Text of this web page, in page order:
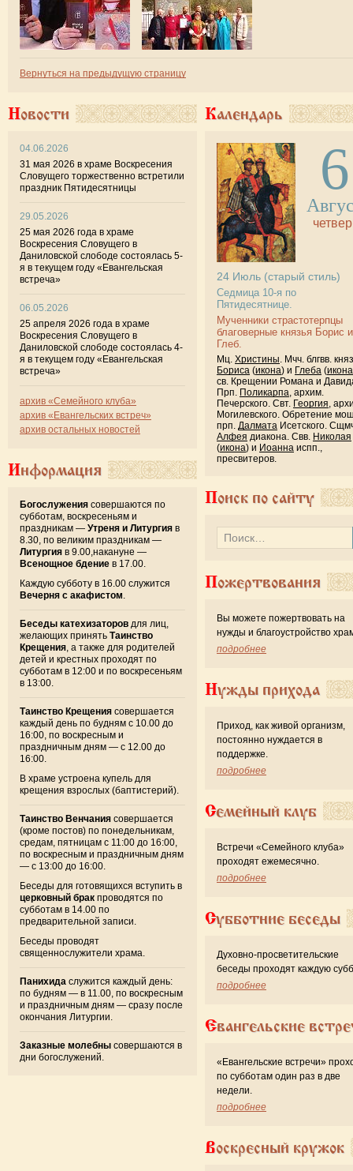
Вернуться на предыдущую страницу
Новости
04.06.2026
31 мая 2026 в храме Воскресения
Словущего торжественно встретили
праздник Пятидесятницы
29.05.2026
25 мая 2026 года в храме
Воскресения Словущего в
Даниловской слободе состоялась 5-
я в текущем году «Евангельская
встреча»
06.05.2026
25 апреля 2026 года в храме
Воскресения Словущего в
Даниловской слободе состоялась 4-
я в текущем году «Евангельская
встреча»
архив «Семейного клуба»
архив «Евангельских встреч»
архив остальных новостей
Информация
Богослужения совершаются по
субботам, воскресеньям и
праздникам — Утреня и Литургия в
8.30, по великим праздникам —
Литургия в 9.00,накануне —
Всенощное бдение в 17.00.
Каждую субботу в 16.00 служится
Вечерня с акафистом
Беседы катехизаторов для лиц,
желающих принять Таинство
Крещения , а также для родителей
детей и крестных проходят по
субботам в 12:00 и по воскресеньям
в 13:00.
Таинство Крещения совершается
каждый день по будням с 10.00 до
16:00, по воскресным и
праздничным дням — с 12.00 до
16:00.
В храме устроена купель для
крещения взрослых (баптистерий).
Таинство Венчания совершается
(кроме постов) по понедельникам,
средам, пятницам с 11:00 до 16:00,
по воскресным и праздничным дням
— с 13:00 до 16:00.
Беседы для готовящихся вступить в
церковный брак проводятся по
субботам в 14.00 по
предварительной записи.
Беседы проводят
священнослужители храма.
Панихида служится каждый день:
по будням — в 11.00, по воскресным
и праздничным дням — сразу после
окончания Литургии.
Заказные молебны совершаются в
дни богослужений.
Календарь
6
24 Июль (старый стиль)
Седмица 10-я по
Пятидесятнице.
Мученники страстотерпцы
благоверные князья Борис и
Глеб.
Мц. Христины . Мчч. блгвв.
Бориса (икона) и Глеба (икона
св. Крещении Романа и
Прп. Поликарпа , архим.
Печерского. Свт. Георгия ,
Могилевского. Обретение
прп. Далмата Исетского.
Алфея диакона. Свв. Николая
(икона) и Иоанна испп.,
пресвитеров.
Поиск по сайту
Пожертвования
Вы можете пожертвовать на
нужды и благоустройство
подробнее
Нужды прихода
Приход, как живой организм,
постоянно нуждается в
поддержке.
подробнее
Семейный клуб
Встречи «Семейного клуба»
проходят ежемесячно.
подробнее
Субботние беседы
Духовно-просветительские
беседы проходят каждую
подробнее
Евангельские
«Евангельские встречи»
по субботам один раз в две
недели.
подробнее
Воскресный кружок